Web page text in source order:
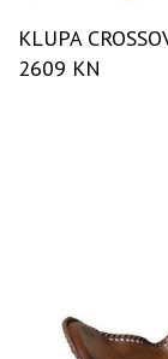
KLUPA
2609 KN